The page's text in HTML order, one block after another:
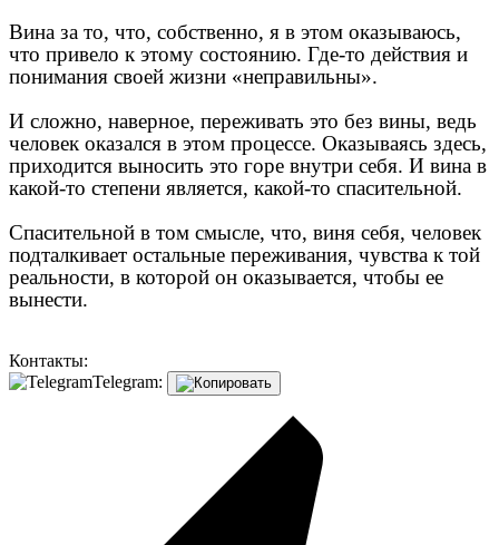
Вина за то, что, собственно, я в этом оказываюсь,
что привело к этому состоянию. Где-то действия и
понимания своей жизни «неправильны».
И сложно, наверное, переживать это без вины, ведь
человек оказался в этом процессе. Оказываясь здесь,
приходится выносить это горе внутри себя. И вина в
какой-то степени является, какой-то спасительной.
Спасительной в том смысле, что, виня себя, человек
подталкивает остальные переживания, чувства к той
реальности, в которой он оказывается, чтобы ее
вынести.
Контакты:
Telegram: